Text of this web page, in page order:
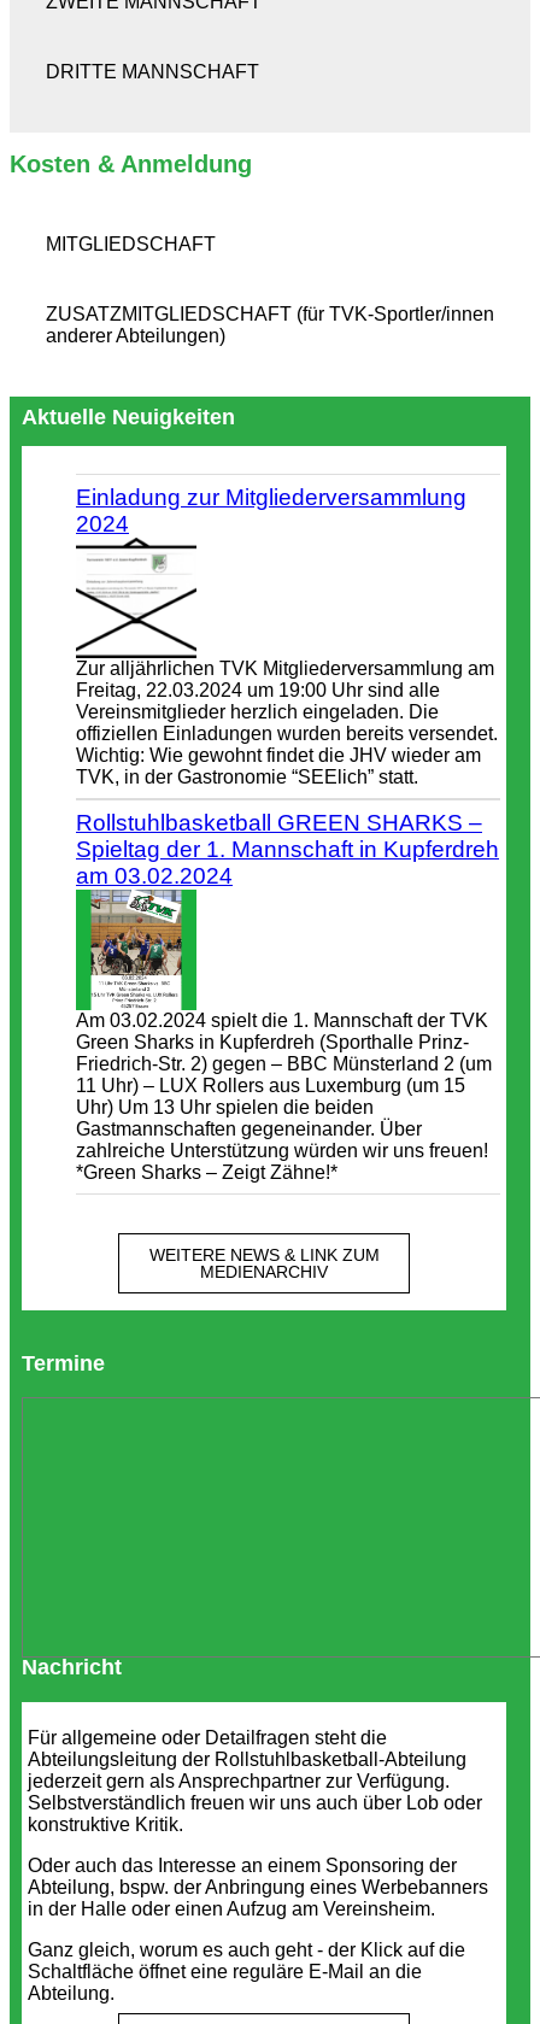
DRITTE MANNSCHAFT
Kosten & Anmeldung
MITGLIEDSCHAFT
ZUSATZMITGLIEDSCHAFT (für TVK-Sportler/innen
anderer Abteilungen)
Aktuelle Neuigkeiten
Einladung zur Mitgliederversammlung
2024
Zur alljährlichen TVK Mitgliederversammlung am
Freitag, 22.03.2024 um 19:00 Uhr sind alle
Vereinsmitglieder herzlich eingeladen. Die
offiziellen Einladungen wurden bereits versendet.
Wichtig: Wie gewohnt findet die JHV wieder am
TVK, in der Gastronomie “SEElich” statt.
Rollstuhlbasketball GREEN SHARKS –
Spieltag der 1. Mannschaft in Kupferdreh
am 03.02.2024
Am 03.02.2024 spielt die 1. Mannschaft der TVK
Green Sharks in Kupferdreh (Sporthalle Prinz-
Friedrich-Str. 2) gegen – BBC Münsterland 2 (um
11 Uhr) – LUX Rollers aus Luxemburg (um 15
Uhr) Um 13 Uhr spielen die beiden
Gastmannschaften gegeneinander. Über
zahlreiche Unterstützung würden wir uns freuen!
*Green Sharks – Zeigt Zähne!*
WEITERE NEWS & LINK ZUM
MEDIENARCHIV
Termine
Nachricht
Für allgemeine oder Detailfragen steht die
Abteilungsleitung der Rollstuhlbasketball-Abteilung
jederzeit gern als Ansprechpartner zur Verfügung.
Selbstverständlich freuen wir uns auch über Lob oder
konstruktive Kritik.
Oder auch das Interesse an einem Sponsoring der
Abteilung, bspw. der Anbringung eines Werbebanners
in der Halle oder einen Aufzug am Vereinsheim.
Ganz gleich, worum es auch geht - der Klick auf die
Schaltfläche öffnet eine reguläre E-Mail an die
Abteilung.